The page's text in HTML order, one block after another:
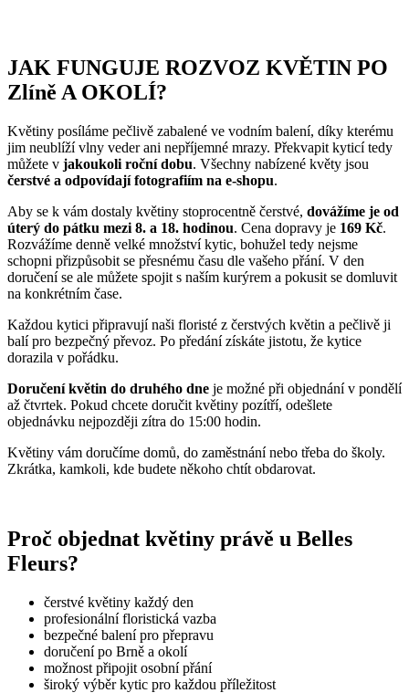
JAK FUNGUJE ROZVOZ KVĚTIN PO
Zlíně A OKOLÍ?
Květiny posíláme pečlivě zabalené ve vodním balení, díky kterému
jim neublíží vlny veder ani nepříjemné mrazy. Překvapit kyticí tedy
můžete v jakoukoli roční dobu. Všechny nabízené květy jsou
čerstvé a odpovídají fotografiím na e-shopu.
Aby se k vám dostaly květiny stoprocentně čerstvé, dovážíme je od
úterý do pátku mezi 8. a 18. hodinou. Cena dopravy je 169 Kč.
Rozvážíme denně velké množství kytic, bohužel tedy nejsme
schopni přizpůsobit se přesnému času dle vašeho přání. V den
doručení se ale můžete spojit s naším kurýrem a pokusit se domluvit
na konkrétním čase.
Každou kytici připravují naši floristé z čerstvých květin a pečlivě ji
balí pro bezpečný převoz. Po předání získáte jistotu, že kytice
dorazila v pořádku.
Doručení květin do druhého dne je možné při objednání v pondělí
až čtvrtek. Pokud chcete doručit květiny pozítří, odešlete
objednávku nejpozději zítra do 15:00 hodin.
Květiny vám doručíme domů, do zaměstnání nebo třeba do školy.
Zkrátka, kamkoli, kde budete někoho chtít obdarovat.
Proč objednat květiny právě u Belles
Fleurs?
čerstvé květiny každý den
profesionální floristická vazba
bezpečné balení pro přepravu
doručení po Brně a okolí
možnost připojit osobní přání
široký výběr kytic pro každou příležitost